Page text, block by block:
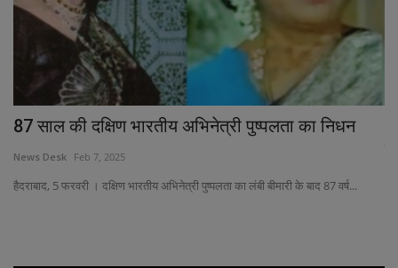
87 साल की दक्षिण भारतीय अभिनेत्री पुष्पलता का निधन
News Desk Feb 7, 2025
हैदराबाद, 5 फरवरी । दक्षिण भारतीय अभिनेत्री पुष्पलता का लंबी बीमारी के बाद 87 वर्ष...